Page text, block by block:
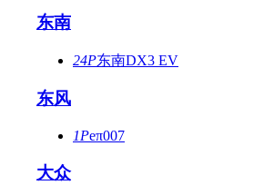
东南
24P东南DX3 EV
东风
1Peπ007
大众